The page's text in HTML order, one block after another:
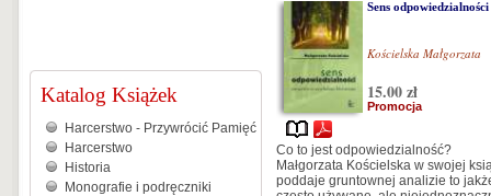
Katalog Książek
Harcerstwo - Przywrócić Pamięć
Harcerstwo
Historia
Monografie i podręczniki
Sens odpowiedzialności
Kościelska Małgorzata
15.00 zł
Promocja
Co to jest odpowiedzialność?
Małgorzata Kościelska w swojej
poddaje gruntownej analizie to